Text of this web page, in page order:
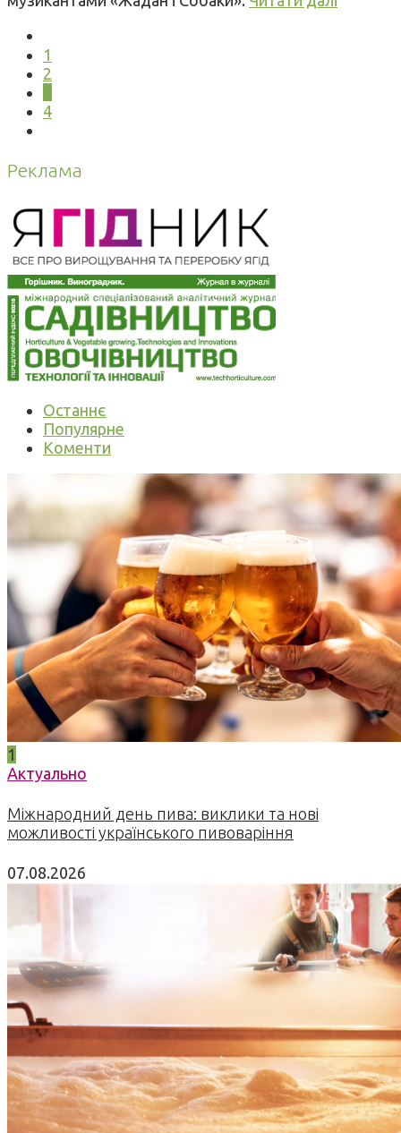
1
2
4
Реклама
Останнє
Популярне
Коменти
1
Актуально
Міжнародний день пива: виклики та нові
можливості українського пивоваріння
07.08.2026